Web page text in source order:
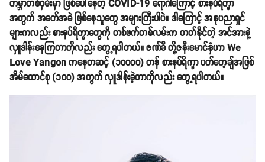
ကမ္ဘာတစ်ဝှမ်းမှာ ဖြစ်ပေါ်နေတဲ့ COVID-19 ရောဂါကြောင့် စားနပ်ရိက္ခာ
အတွက် အခက်အခဲ ဖြစ်နေသူတွေ အများကြီးပါပဲ။ ဒါကြောင့် အနုပညာရှင်
များကလည်း စားနပ်ရိက္ခာတွေကို တစ်ဖက်တစ်လမ်းက တတ်နိုင်တဲ့ အင်အားနဲ့
လှူဒါန်းနေကြတာကိုလည်း တွေ့ရပါတယ်။ ဇဏ်ခီ တို့ဇနီးမောင်နှံဟာ We
Love Yangon ကနေတဆင့် (၁၀၀၀၀) တန် စားနပ်ရိက္ခာ ပက်ကေ့ချ်အဖြစ်
အိမ်ထောင်စု (၁၀၀) အတွက် လှူဒါန်းခဲ့တာကိုလည်း တွေ့ရပါတယ်။